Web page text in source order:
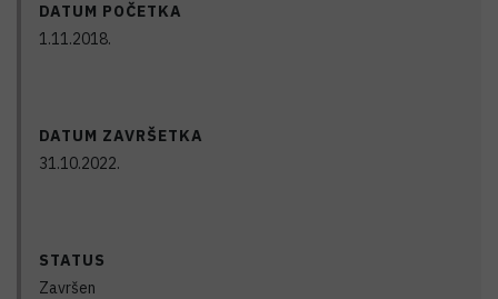
DATUM POČETKA
1.11.2018.
DATUM ZAVRŠETKA
31.10.2022.
STATUS
Završen